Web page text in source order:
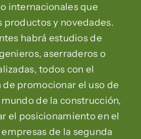
internacionales que
productos y novedades.
habrá estudios de
aserraderos o
todos con el
promocionar el uso de
de la construcción,
el posicionamiento en el
de la segunda